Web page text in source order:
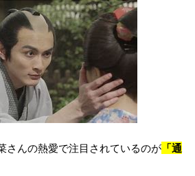
さんの熱愛で注目されているのが「通